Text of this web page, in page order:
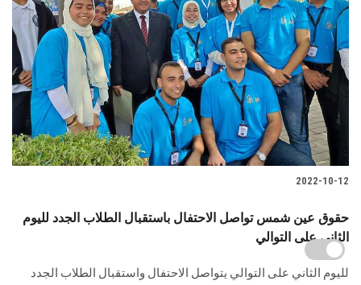
2022-10-12
حقوق عين شمس تواصل الاحتفال باستقبال الطلاب الجدد لليوم
الثاني على التوالي
لليوم الثاني على التوالي يتواصل الاحتفال واستقبال الطلاب الجدد